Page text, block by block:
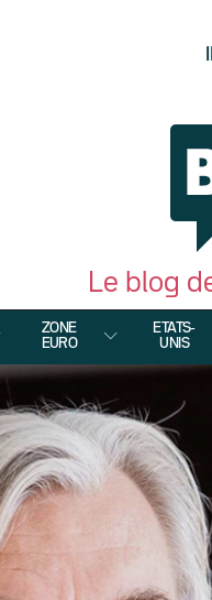
Le blog
ZONE
EURO
ETATS-
UNIS